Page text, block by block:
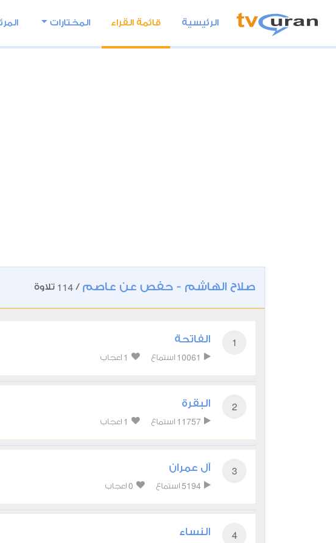
الرئيسية قائمة القراء المختارات
صلاح الهاشم - حفص عن عاصم /
114 تلاوة
1 الفاتحة
10061 استماع 1 اعجاب
2 البقرة
11757 استماع 1 اعجاب
3 آل عمران
5194 استماع 0 اعجاب
4 النساء